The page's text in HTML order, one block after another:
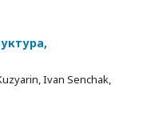
Ivan Senchak,